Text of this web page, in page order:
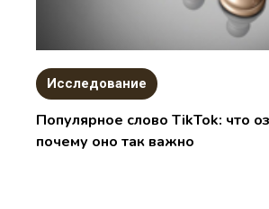
Исследование
Популярное слово TikTok: что
почему оно так важно